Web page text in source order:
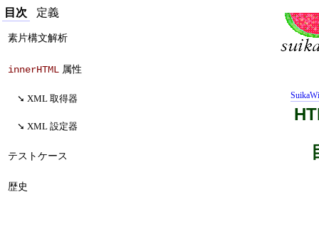
目次 定義
素片構文解析
innerHTML 属性
XML 取得器
XML 設定器
テストケース
歴史